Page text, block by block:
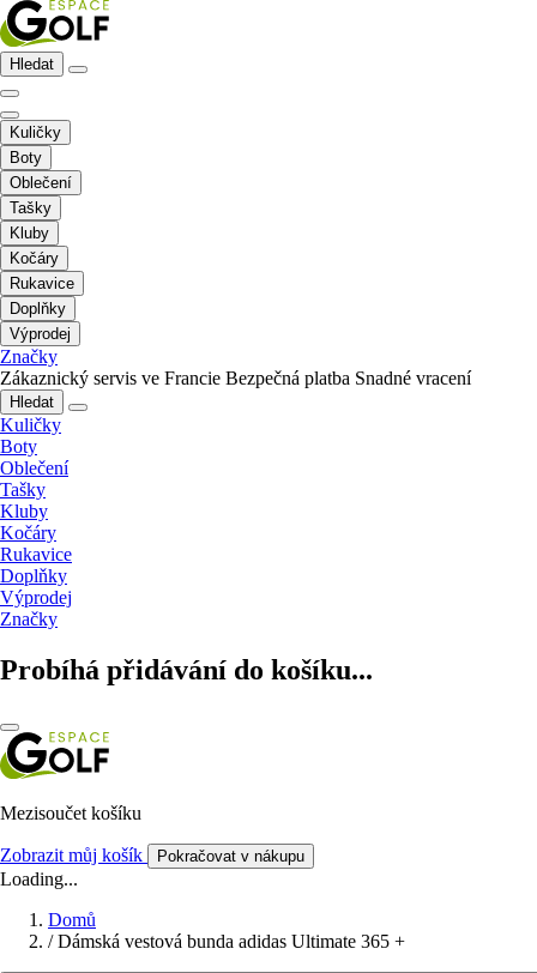
Hledat
Kuličky
Boty
Oblečení
Tašky
Kluby
Kočáry
Rukavice
Doplňky
Výprodej
Značky
Zákaznický servis ve Francie Bezpečná platba Snadné vracení
Hledat
Kuličky
Boty
Oblečení
Tašky
Kluby
Kočáry
Rukavice
Doplňky
Výprodej
Značky
Probíhá přidávání do košíku...
Mezisoučet košíku
Zobrazit můj košík Pokračovat v nákupu
Loading...
Domů
/ Dámská vestová bunda adidas Ultimate 365 +